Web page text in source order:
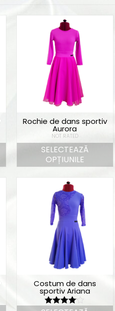
Rochie de dans sportiv
Aurora
NOT RATED
SELECTEAZĂ
OPȚIUNILE
Costum de dans
sportiv Ariana